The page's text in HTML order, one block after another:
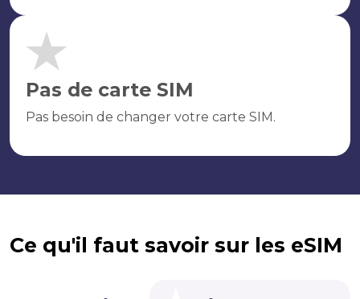
Pas de carte SIM
Pas besoin de changer votre carte SIM.
Ce qu'il faut savoir sur les eSIM